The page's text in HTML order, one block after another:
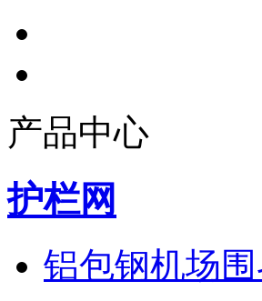
产品中心
护栏网
铝包钢机场